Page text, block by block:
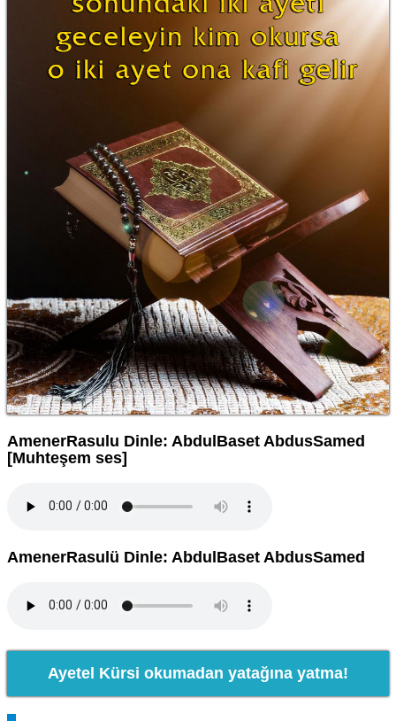
AmenerRasulu Dinle: AbdulBaset AbdusSamed
[Muhteşem ses]
AmenerRasulü Dinle: AbdulBaset AbdusSamed
Ayetel Kürsi okumadan yatağına yatma!